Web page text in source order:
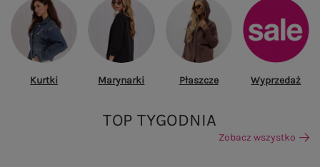
Kurtki Marynarki Płaszcze Wyprzedaż
TOP TYGODNIA
Zobacz wszystko